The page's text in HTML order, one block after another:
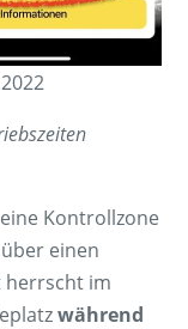
Kontrollzone
einen
herrscht im
während